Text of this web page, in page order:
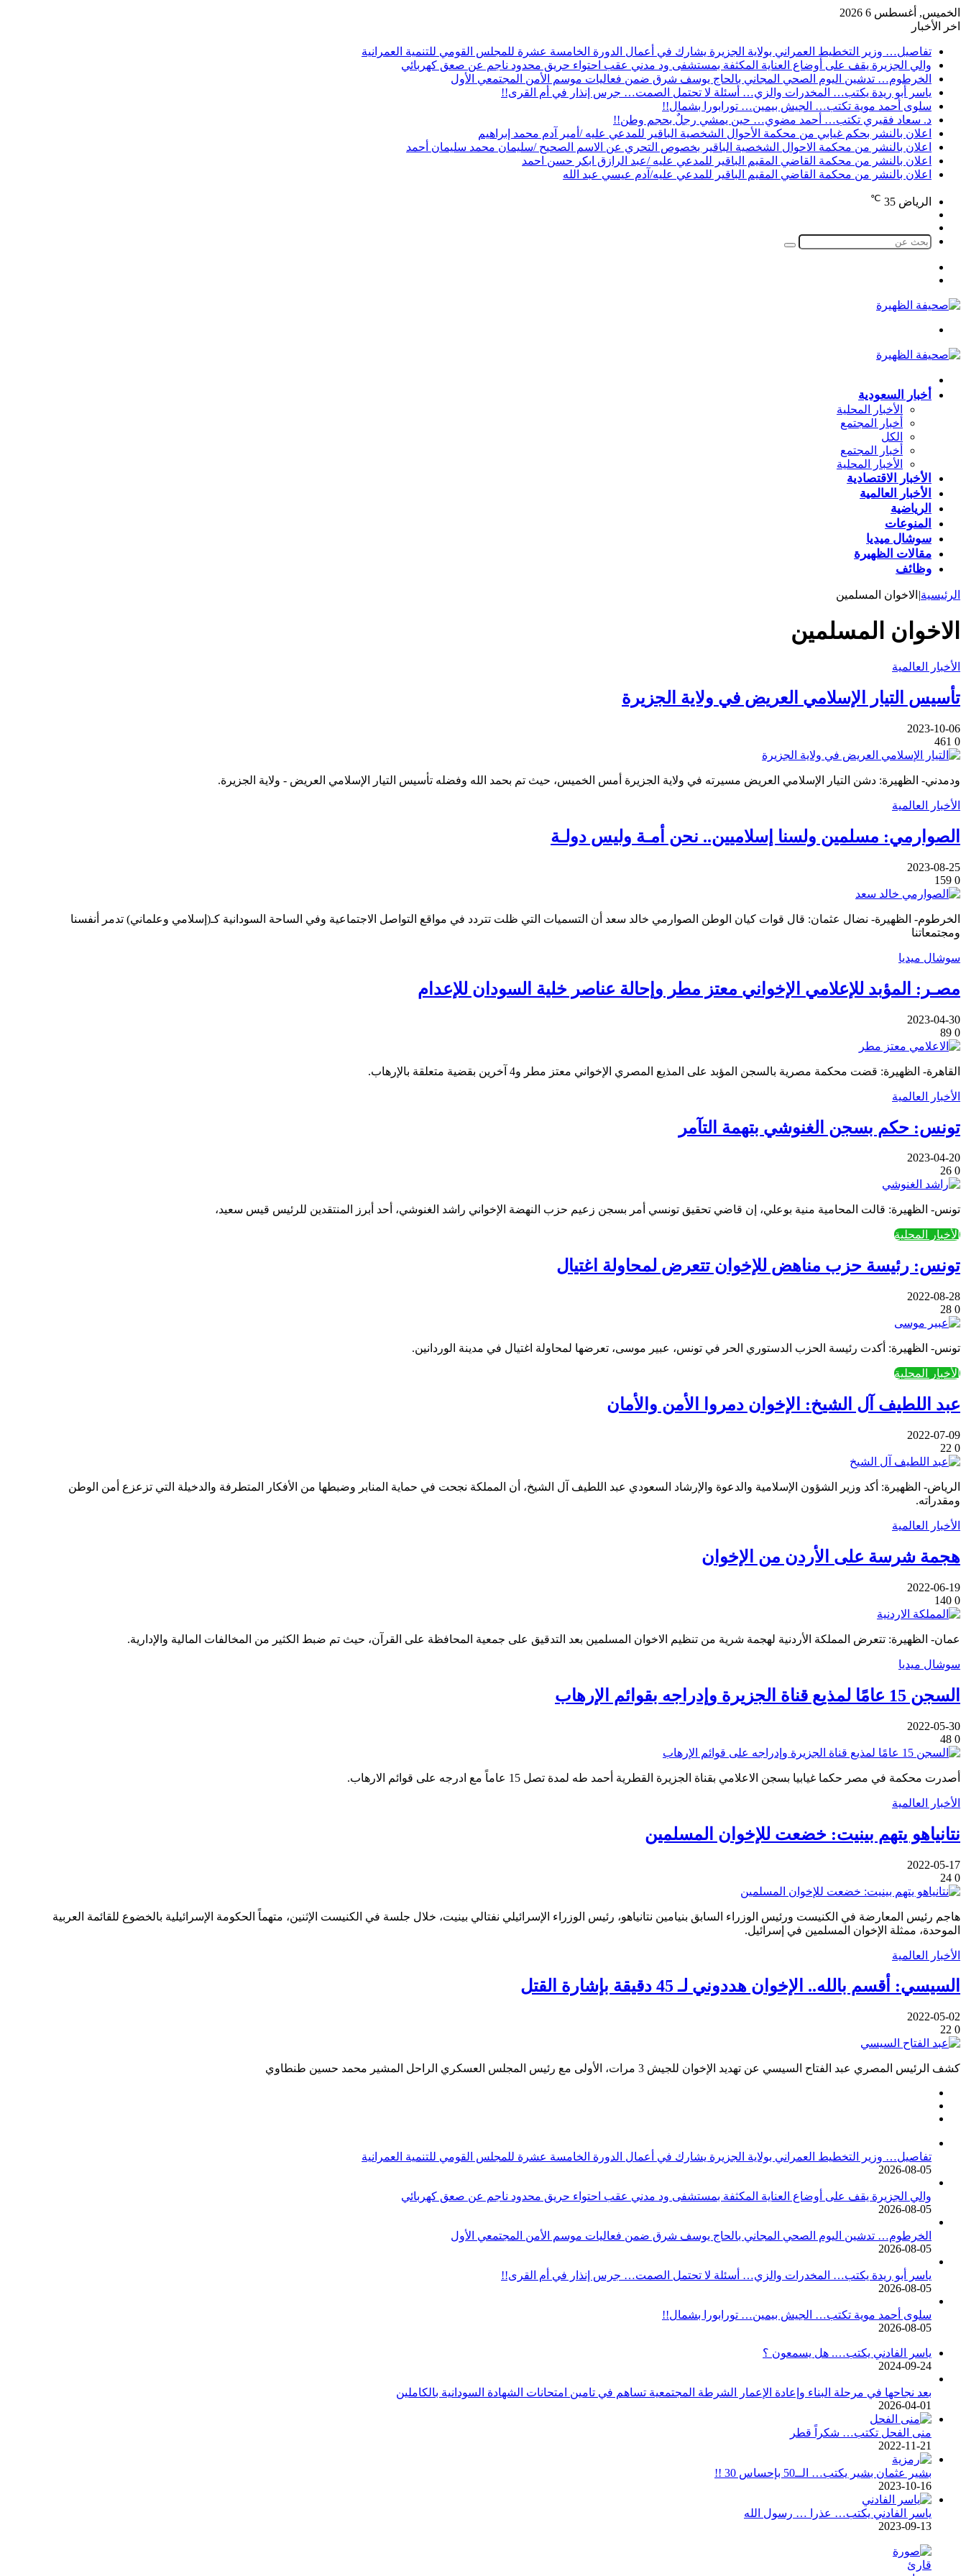
الخميس, أغسطس 6 2026
اخر الأخبار
تفاصيل… وزير التخطيط العمراني بولاية الجزيرة يشارك في أعمال الدورة الخامسة عشرة للمجلس القومي للتنمية العمرانية
والي الجزيرة يقف على أوضاع العناية المكثفة بمستشفى ود مدني عقب احتواء حريق محدود ناجم عن صعق كهربائي
الخرطوم… تدشين اليوم الصحي المجاني بالحاج يوسف شرق ضمن فعاليات موسم الأمن المجتمعي الأول
ياسر أبو ريدة يكتب… المخدرات والزي… أسئلة لا تحتمل الصمت… جرس إنذار في أم القرى!!
سلوى أحمد موية تكتب… الجيش بيمين… تورابورا بشمال!!
د. سعاد فقيري تكتب… أحمد مضوي… حين يمشي رجلٌ بحجم وطن!!
اعلان بالنشر بحكم غيابي من محكمة الأحوال الشخصية الباقير للمدعي عليه /أمير آدم محمد إبراهيم
اعلان بالنشر من محكمة الاحوال الشخصية الباقير بخصوص التحري عن الاسم الصحيح /سليمان محمد سليمان أحمد
اعلان بالنشر من محكمة القاضي المقيم الباقير للمدعي عليه /عبد الرازق ابكر حسن احمد
اعلان بالنشر من محكمة القاضي المقيم الباقير للمدعي عليه/آدم عيسي عبد الله
الرياض 35
℃
المظلم
بحث
أخبار السعودية
الأخبار المحلية
أخبار المجتمع
الكل
أخبار المجتمع
الأخبار المحلية
الأخبار الاقتصادية
الأخبار العالمية
الرياضية
المنوعات
سوشال ميديا
مقالات الظهيرة
وظائف
الرئيسية| الاخوان المسلمين
الاخوان المسلمين
الأخبار العالمية
تأسيس التيار الإسلامي العريض في ولاية الجزيرة
2023-10-06
0
ودمدني- الظهيرة: دشن التيار الإسلامي العريض مسيرته في ولاية الجزيرة أمس الخميس، حيث تم بحمد الله وفضله تأسيس التيار الإسلامي العريض - ولاية الجزيرة.
الأخبار العالمية
الصوارمي: مسلمين ولسنا إسلاميين.. نحن أمـة وليس دولـة
2023-08-25
0
الخرطوم- الظهيرة- نضال عثمان: قال قوات كيان الوطن الصوارمي خالد سعد أن التسميات التي ظلت تتردد في مواقع التواصل الاجتماعية وفي الساحة السودانية كـ(إسلامي وعلماني) تدمر أنفسنا
ومجتمعاتنا
سوشال ميديا
مصـر: المؤبد للإعلامي الإخواني معتز مطر وإحالة عناصر خلية السودان للإعدام
2023-04-30
0
القاهرة- الظهيرة: قضت محكمة مصرية بالسجن المؤبد على المذيع المصري الإخواني معتز مطر و4 آخرين بقضية متعلقة بالإرهاب.
الأخبار العالمية
تونس: حكم بسجن الغنوشي بتهمة التآمر
2023-04-20
0
تونس- الظهيرة: قالت المحامية منية بوعلي، إن قاضي تحقيق تونسي أمر بسجن زعيم حزب النهضة الإخواني راشد الغنوشي، أحد أبرز المنتقدين للرئيس قيس سعيد،
الأخبار المحلية
تونس: رئيسة حزب مناهض للإخوان تتعرض لمحاولة اغتيال
2022-08-28
0
تونس- الظهيرة: أكدت رئيسة الحزب الدستوري الحر في تونس، عبير موسى، تعرضها لمحاولة اغتيال في مدينة الوردانين.
الأخبار المحلية
عبد اللطيف آل الشيخ: الإخوان دمروا الأمن والأمان
2022-07-09
0
الرياض- الظهيرة: أكد وزير الشؤون الإسلامية والدعوة والإرشاد السعودي عبد اللطيف آل الشيخ، أن المملكة نجحت في حماية المنابر وضبطها من الأفكار المتطرفة والدخيلة التي تزعزع أمن الوطن
ومقدراته.
الأخبار العالمية
هجمة شرسة على الأردن من الإخوان
2022-06-19
0
عمان- الظهيرة: تتعرض المملكة الأردنية لهجمة شرية من تنظيم الاخوان المسلمين بعد التدقيق على جمعية المحافظة على القرآن، حيث تم ضبط الكثير من المخالفات المالية والإدارية.
سوشال ميديا
السجن 15 عامًا لمذيع قناة الجزيرة وإدراجه بقوائم الإرهاب
2022-05-30
0
أصدرت محكمة في مصر حكما غيابيا بسجن الاعلامي بقناة الجزيرة القطرية أحمد طه لمدة تصل 15 عاماً مع ادرجه على قوائم الارهاب.
الأخبار العالمية
نتانياهو يتهم بينيت: خضعت للإخوان المسلمين
2022-05-17
0
هاجم رئيس المعارضة في الكنيست ورئيس الوزراء السابق بنيامين نتانياهو، رئيس الوزراء الإسرائيلي نفتالي بينيت، خلال جلسة في الكنيست الإثنين، متهماً الحكومة الإسرائيلية بالخضوع للقائمة العربية
الموحدة، ممثلة الإخوان المسلمين في إسرائيل.
الأخبار العالمية
السيسي: أقسم بالله.. الإخوان هددوني لـ 45 دقيقة بإشارة القتل
2022-05-02
0
كشف الرئيس المصري عبد الفتاح السيسي عن تهديد الإخوان للجيش 3 مرات، الأولى مع رئيس المجلس العسكري الراحل المشير محمد حسين طنطاوي
تفاصيل… وزير التخطيط العمراني بولاية الجزيرة يشارك في أعمال الدورة الخامسة عشرة للمجلس القومي للتنمية العمرانية
2026-08-05
والي الجزيرة يقف على أوضاع العناية المكثفة بمستشفى ود مدني عقب احتواء حريق محدود ناجم عن صعق كهربائي
2026-08-05
الخرطوم… تدشين اليوم الصحي المجاني بالحاج يوسف شرق ضمن فعاليات موسم الأمن المجتمعي الأول
2026-08-05
ياسر أبو ريدة يكتب… المخدرات والزي… أسئلة لا تحتمل الصمت… جرس إنذار في أم القرى!!
2026-08-05
سلوى أحمد موية تكتب… الجيش بيمين… تورابورا بشمال!!
2026-08-05
ياسر الفادني يكتب…. هل يسمعون ؟
2024-09-24
بعد نجاحها في مرحلة البناء وإعادة الإعمار الشرطة المجتمعية تساهم في تامين امتحانات الشهادة السودانية بالكاملين
2026-04-01
منى الفحل تكتب… شكراً قطر
2022-11-21
بشير عثمان بشير يكتب… الــ50 بإحساس 30 !!
2023-10-16
ياسر الفادني يكتب… عذرا … رسول الله
2023-09-13